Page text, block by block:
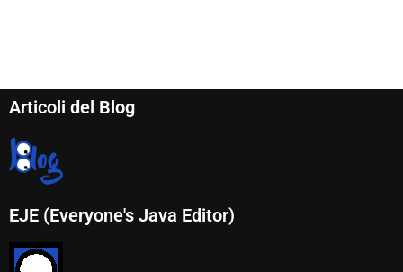
Articoli del Blog
EJE (Everyone's Java Editor)